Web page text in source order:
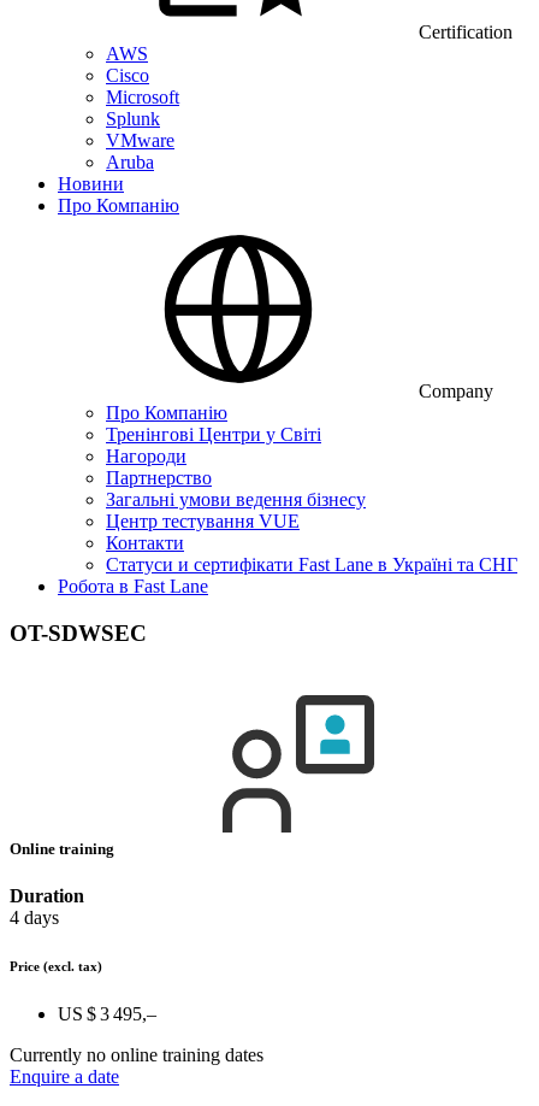
Certification
AWS
Cisco
Microsoft
Splunk
VMware
Aruba
Новини
Про Компанію
Company
Про Компанію
Тренінгові Центри у Світі
Нагороди
Партнерство
Загальні умови ведення бізнесу
Центр тестування VUE
Контакти
Статуси и сертифікати Fast Lane в Україні та СНГ
Робота в Fast Lane
OT-SDWSEC
Online training
Duration
4 days
Price (excl. tax)
US $ 3 495,–
Currently no online training dates
Enquire a date